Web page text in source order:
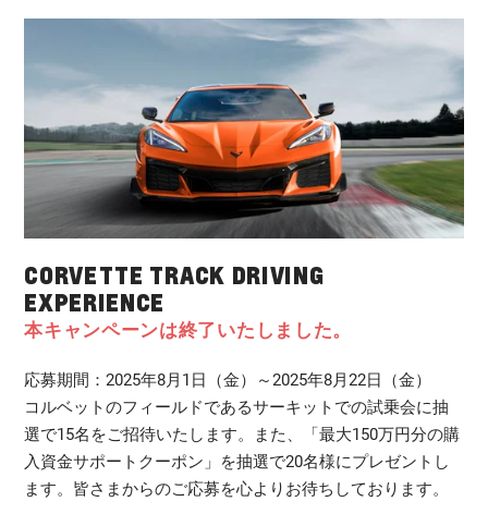
CORVETTE TRACK DRIVING
EXPERIENCE
本キャンペーンは終了いたしました。
応募期間：2025年8月1日（金）～2025年8月22日（金）
コルベットのフィールドであるサーキットでの試乗会に抽
選で15名をご招待いたします。また、「最大150万円分の購
入資金サポートクーポン」を抽選で20名様にプレゼントし
ます。皆さまからのご応募を心よりお待ちしております。